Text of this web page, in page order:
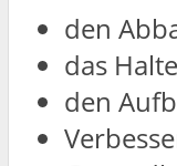
den
das
den